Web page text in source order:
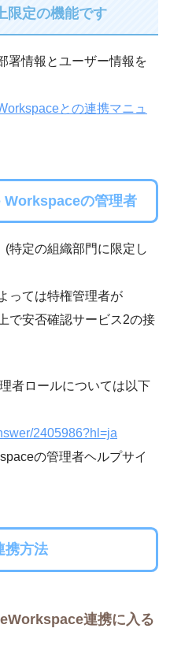
限定の機能です
署情報とユーザー情報を
との連携マニュ
Workspaceの管理者
特定の組織部門に限定し
っては特権管理者が
で安否確認サービス2の接
者ロールについては以下
2405986?hl=ja
の管理者ヘルプサイ
携方法
連携に入る